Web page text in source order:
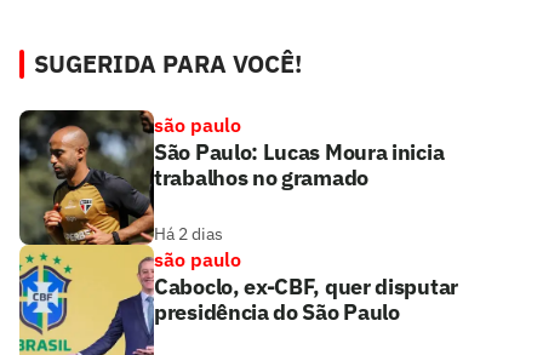
SUGERIDA PARA VOCÊ!
são paulo
São Paulo: Lucas Moura inicia
trabalhos no gramado
Há 2 dias
são paulo
Caboclo, ex-CBF, quer disputar
presidência do São Paulo